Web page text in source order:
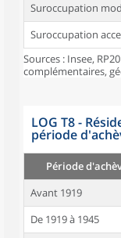
Suroccupation
Suroccupation
Sources : Insee,
complémentaires,
LOG T8 -
période
Période
Avant 1919
De 1919 à 1945